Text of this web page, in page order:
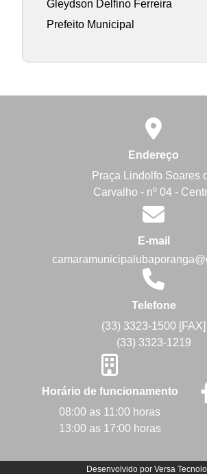
Gleydson Delfino Ferreira
Prefeito Municipal
Endereço
Praça Lindolfo Soares
Carvalho - nº 04 -
E-mail
Telefone
(33) 3323-1500 [FAX]
(33) 3323-1219
Horário de funcionamento
08:00 as 11:00 horas
13:00 as 17:00 horas
Desenvolvido por Versa